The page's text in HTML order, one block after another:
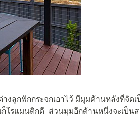
ลูกฟักกระจกเอาไว้ มีมุมด้านหลังที่จัด
ก็โรแมนติกดี ส่วนมุมอีกด้านหนึ่งจะเป็น